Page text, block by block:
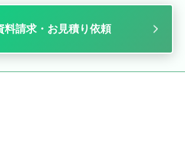
料請求・お見積り依頼